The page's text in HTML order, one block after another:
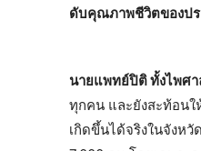
ดับคุณภาพชีวิตของปร
นายแพทย์ปิติ ทั้งไพศ
ทุกคน และยังสะท้อนใ
เกิดขึ้นได้จริงในจังห